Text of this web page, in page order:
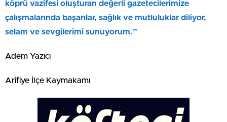
köprü vazifesi oluşturan değerli gazetecilerimize
çalışmalarında başarılar, sağlık ve mutluluklar diliyor,
selam ve sevgilerimi sunuyorum.”
Adem Yazıcı
Arifiye İlçe Kaymakamı